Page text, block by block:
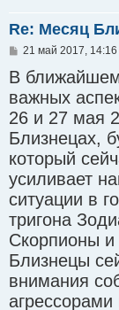
Re: Месяц
С
о
б
щ
е
н
и
е
21 май 2017, 14:16
В
важных
26 и 27 мая
Близнецах,
который
усиливает
ситуации в
тригона
Скорпионы
Близнецы
внимания
агрессорами